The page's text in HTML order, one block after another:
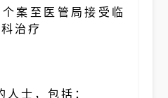
案至医管局接受临
治疗
人士，包括：